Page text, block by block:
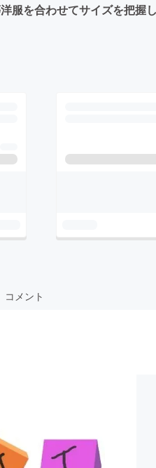
を合わせてサイズを把握
コメント